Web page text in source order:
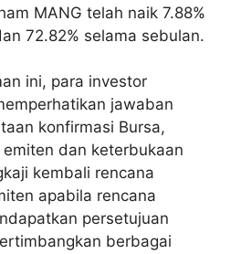
MANG telah naik 7.88%
72.82% selama sebulan.
ini, para investor
jawaban
konfirmasi Bursa,
dan keterbukaan
kembali rencana
apabila rencana
persetujuan
berbagai